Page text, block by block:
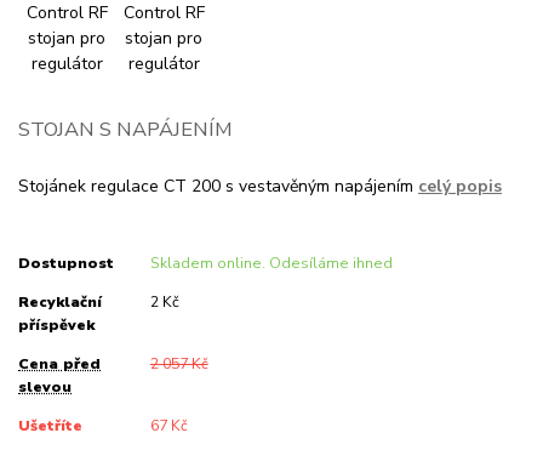
STOJAN S NAPÁJENÍM
Stojánek regulace CT 200 s vestavěným napájením celý popis
Dostupnost Skladem online. Odesíláme ihned
Recyklační
příspěvek
2 Kč
Cena před
slevou
2 057 Kč
Ušetříte 67 Kč